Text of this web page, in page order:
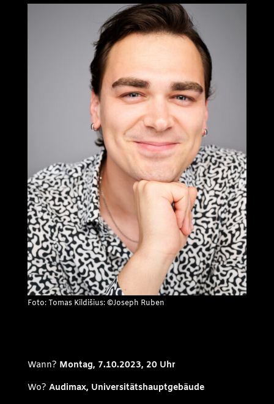
Foto: Tomas Kildišius: ©Joseph Ruben
Wann? Montag, 7.10.2023, 20 Uhr
Wo? Audimax, Universitätshauptgebäude